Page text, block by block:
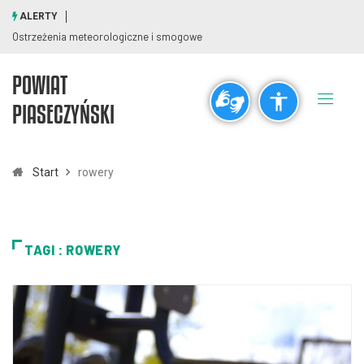
visibility_off title
Pomniejsz
Czcionki
remove_circle_outline add_circle_outline
ALERTY
Ostrzeżenia meteorologiczne i smogowe
POWIAT
PIASECZYŃSKI
Start rowery
TAGI : ROWERY